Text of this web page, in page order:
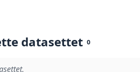
datasettet 0